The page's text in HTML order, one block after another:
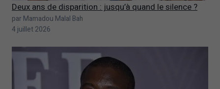
Deux ans de disparition : jusqu’à quand le silence ?
par Mamadou Malal Bah
4 juillet 2026